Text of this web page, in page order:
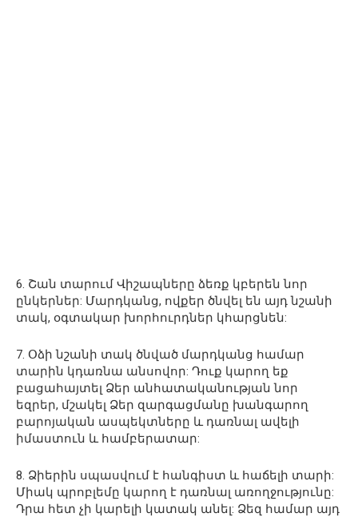
6. Շան տարում Վիշապները ձեռք կբերեն նոր
ընկերներ: Մարդկանց, ովքեր ծնվել են այդ նշանի
տակ, օգտակար խորհուրդներ կհարցնեն:
7. Օձի նշանի տակ ծնված մարդկանց համար
տարին կդառնա անսովոր: Դուք կարող եք
բացահայտել Ձեր անհատականության նոր
եզրեր, մշակել Ձեր զարգացմանը խանգարող
բարոյական ասպեկտները և դառնալ ավելի
իմաստուն և համբերատար:
8. Ձիերին սպասվում է հանգիստ և հաճելի տարի:
Միակ պրոբլեմը կարող է դառնալ առողջությունը:
Դրա հետ չի կարելի կատակ անել: Ձեզ համար այդ